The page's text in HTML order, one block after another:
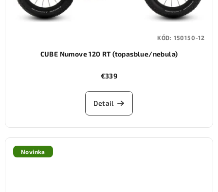
CUBE Numove 120 RT (topasblue/nebula)
€339
Detail
KÓD: 150150-12
Novinka